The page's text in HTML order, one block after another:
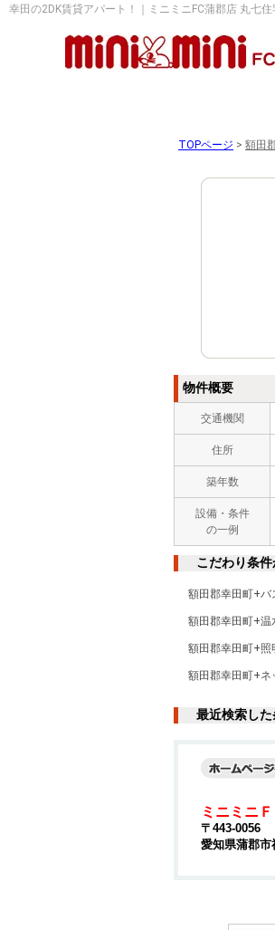
幸田の2DK賃貸アパート！｜ミニミニFC蒲郡店 丸七
TOPページ > 額田
物件概要
交通機関
住所
築年数
設備・条件
の一例
こだわり条
額田郡幸田町+バ
額田郡幸田町+温
額田郡幸田町+照
額田郡幸田町+ネ
最近検索し
ミニミニ
〒443-0056
愛知県蒲郡市